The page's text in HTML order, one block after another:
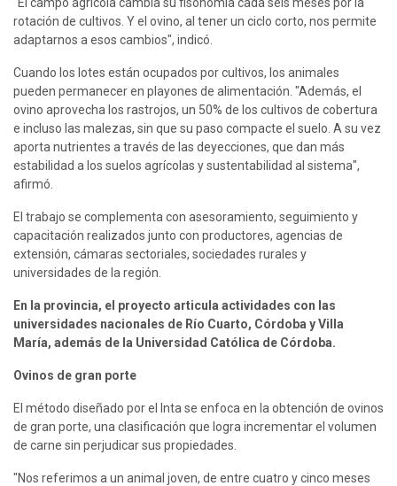
rotación de cultivos. Y el ovino, al tener un ciclo corto, nos permite
adaptarnos a esos cambios", indicó.
Cuando los lotes están ocupados por cultivos, los animales
pueden permanecer en playones de alimentación. "Además, el
ovino aprovecha los rastrojos, un 50% de los cultivos de cobertura
e incluso las malezas, sin que su paso compacte el suelo. A su vez
aporta nutrientes a través de las deyecciones, que dan más
estabilidad a los suelos agrícolas y sustentabilidad al sistema",
afirmó.
El trabajo se complementa con asesoramiento, seguimiento y
capacitación realizados junto con productores, agencias de
extensión, cámaras sectoriales, sociedades rurales y
universidades de la región.
En la provincia, el proyecto articula actividades con las
universidades nacionales de Río Cuarto, Córdoba y Villa
María, además de la Universidad Católica de Córdoba.
Ovinos de gran porte
El método diseñado por el Inta se enfoca en la obtención de ovinos
de gran porte, una clasificación que logra incrementar el volumen
de carne sin perjudicar sus propiedades.
"Nos referimos a un animal joven, de entre cuatro y cinco meses